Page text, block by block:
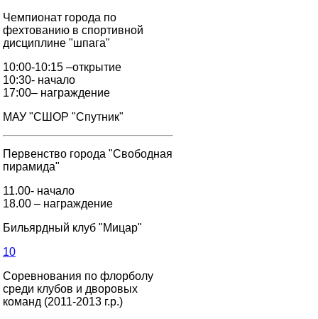
Чемпионат города по
фехтованию в спортивной
дисциплине "шпага"
10:00-10:15 –открытие
10:30- начало
17:00– награждение
МАУ "СШОР "Спутник"
Первенство города "Свободная
пирамида"
11.00- начало
18.00 – награждение
Бильярдный клуб "Мицар"
10
Соревнования по флорболу
среди клубов и дворовых
команд (2011-2013 г.р.)